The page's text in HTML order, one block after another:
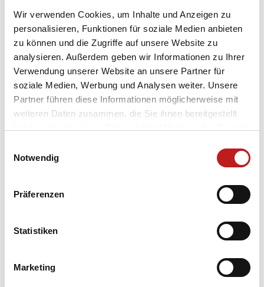
Wir verwenden Cookies, um Inhalte und Anzeigen zu
personalisieren, Funktionen für soziale Medien anbieten
zu können und die Zugriffe auf unsere Website zu
analysieren. Außerdem geben wir Informationen zu Ihrer
Verwendung unserer Website an unsere Partner für
soziale Medien, Werbung und Analysen weiter. Unsere
Partner führen diese Informationen möglicherweise mit
weiteren Daten zusammen, die Sie ihnen bereitgestellt
Datenschutz
Notwendig
Präferenzen
Statistiken
Marketing
Unternehmen
Produkte
Lösungen
Service
Rechtliches
TMP Newsletter Anmeldung
bekommen Sie alle wichtigen Infos über TMP®